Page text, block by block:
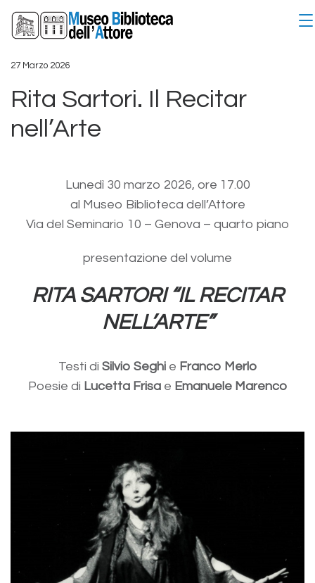
27 Marzo 2026
Rita Sartori. Il Recitar
nell’Arte
Lunedì 30 marzo 2026, ore 17.00
al Museo Biblioteca dell’Attore
Via del Seminario 10 – Genova – quarto piano
presentazione del volume
RITA SARTORI “IL RECITAR
NELL’ARTE”
Testi di Silvio Seghi e Franco Merlo
Poesie di Lucetta Frisa e Emanuele Marenco